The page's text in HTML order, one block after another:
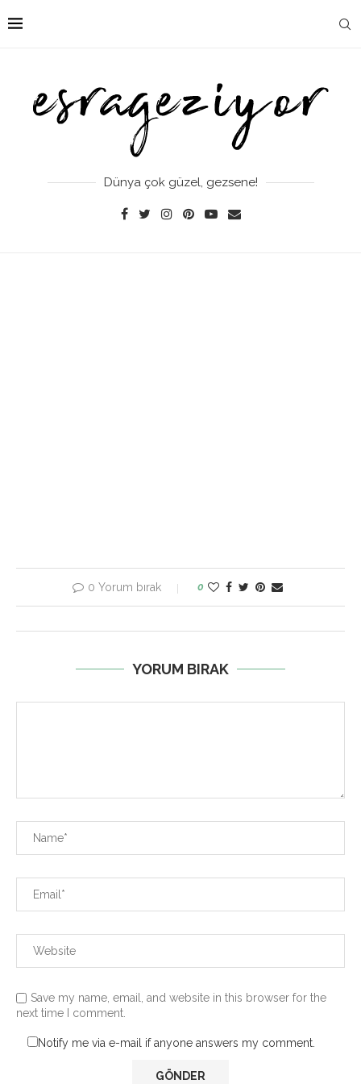
Dünya çok güzel, gezsene!
0 Yorum bırak 0
YORUM BIRAK
Save my name, email, and website in this browser for the
next time I comment.
Notify me via e-mail if anyone answers my comment.